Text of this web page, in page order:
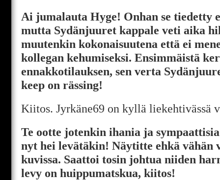
Ai jumalauta Hyge! Onhan se tiedetty
mutta Sydänjuuret kappale veti aika
muutenkin kokonaisuutena että ei
kollegan kehumiseksi. Ensimmäistä
ennakkotilauksen, sen verta
keep on rässing!
Kiitos. Jyrkäne69 on kyllä liekehtivässä
Te ootte jotenkin ihania ja
nyt hei levätäkin! Näytitte ehkä vähän
kuvissa. Saattoi tosin johtua niiden
levy on huippumatskua, kiitos!